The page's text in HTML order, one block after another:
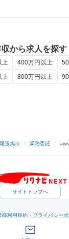
収から求人を探す
上 400万円以上
上 800万円以上
尾張旭市 / 業務委託 / aws
サイトトップへ
様利用規約・プライバシー
（C）Indeed Inc.